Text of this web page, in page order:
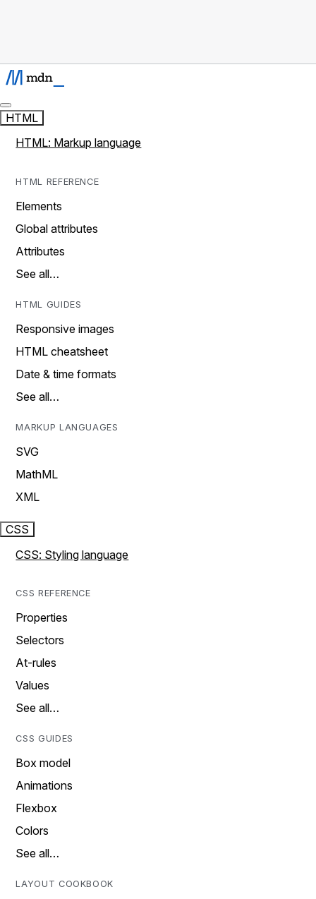
HTML
HTML: Markup language
HTML REFERENCE
Elements
Global attributes
Attributes
See all…
HTML GUIDES
Responsive images
HTML cheatsheet
Date & time formats
See all…
MARKUP LANGUAGES
SVG
MathML
XML
CSS
CSS: Styling language
CSS REFERENCE
Properties
Selectors
At-rules
Values
See all…
CSS GUIDES
Box model
Animations
Flexbox
Colors
See all…
LAYOUT COOKBOOK